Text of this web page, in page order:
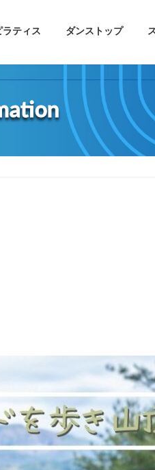
ティス ダンストップ